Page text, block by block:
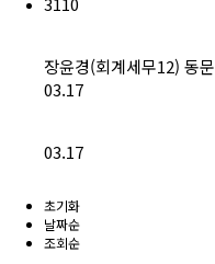
장윤경(회계세무12) 동
03.17
03.17
초기화
날짜순
조회순